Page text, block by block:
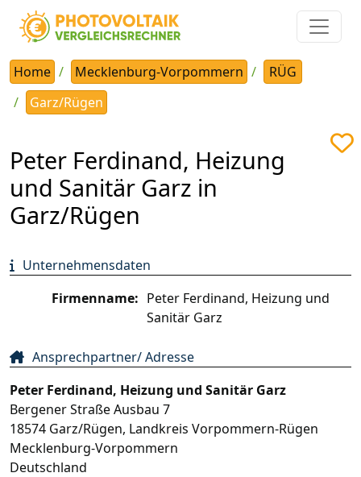
Home Mecklenburg-Vorpommern
RÜG
Garz/Rügen
Peter Ferdinand, Heizung
und Sanitär Garz in
Garz/Rügen
Unternehmensdaten
Firmenname: Peter Ferdinand, Heizung und
Sanitär Garz
Ansprechpartner/ Adresse
Peter Ferdinand, Heizung und Sanitär Garz
Bergener Straße Ausbau 7
18574 Garz/Rügen, Landkreis Vorpommern-Rügen
Mecklenburg-Vorpommern
Deutschland